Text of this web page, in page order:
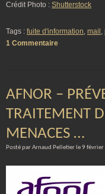
Crédit Photo : Shutterstock
Tags : fuite d'information, mail ,
1 Commentaire
AFNOR –
TRAITEMENT
MENACES …
Posté par Arnaud Pelletier le 9